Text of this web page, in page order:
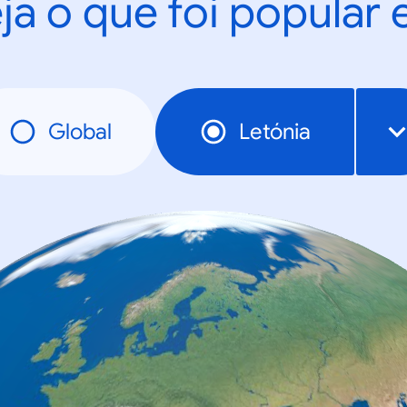
o que foi popular
Global Letónia